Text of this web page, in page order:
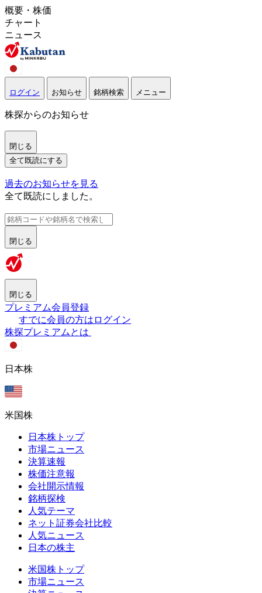
概要・株価
チャート
ニュース
ログイン お知らせ 銘柄検索 メニュー
株探からのお知らせ
閉じる
全て既読にする
過去のお知らせを見る
全て既読にしました。
閉じる
閉じる
プレミアム会員登録
すでに会員の方はログイン
株探プレミアムとは
日本株
米国株
日本株トップ
市場ニュース
決算速報
株価注意報
会社開示情報
銘柄探検
人気テーマ
ネット証券会社比較
人気ニュース
日本の株主
米国株トップ
市場ニュース